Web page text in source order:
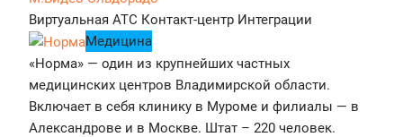
Виртуальная АТС Контакт-центр Интеграции
Медицина
«Норма» — один из крупнейших частных
медицинских центров Владимирской области.
Включает в себя клинику в Муроме и филиалы — в
Александрове и в Москве. Штат – 220 человек.